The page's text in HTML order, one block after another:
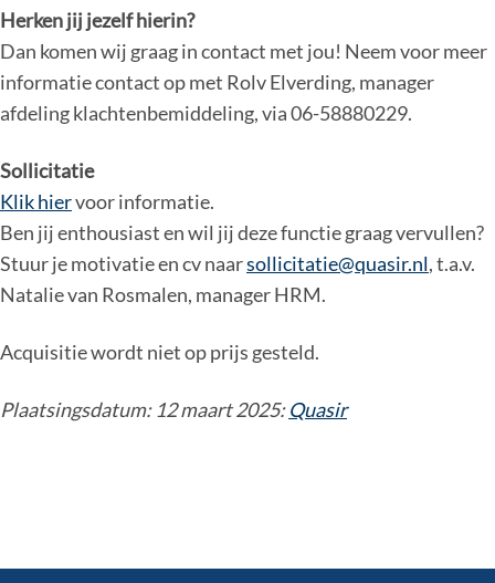
Herken jij jezelf hierin?
Dan komen wij graag in contact met jou! Neem voor meer
informatie contact op met Rolv Elverding, manager
afdeling klachtenbemiddeling, via 06-58880229.
Sollicitatie
Klik hiervoor informatie.
Ben jij enthousiast en wil jij deze functie graag vervullen?
Stuur je motivatie en cv naarsollicitatie@quasir.nl, t.a.v.
Natalie van Rosmalen, manager HRM.
Acquisitie wordt niet op prijs gesteld.
Plaatsingsdatum: 12 maart 2025:Quasir